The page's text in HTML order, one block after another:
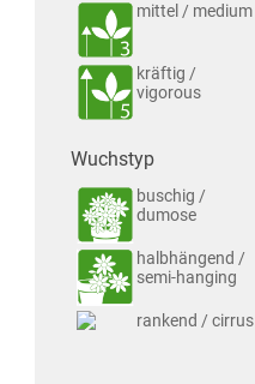
mittel / medium
kräftig /
vigorous
Wuchstyp
buschig /
dumose
halbhängend /
semi-hanging
rankend / cirrus